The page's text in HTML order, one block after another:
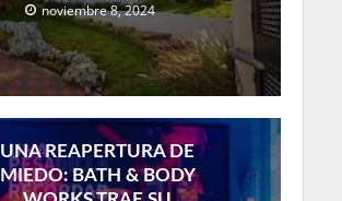
noviembre 8, 2024
UNA REAPERTURA DE
MIEDO: BATH & BODY